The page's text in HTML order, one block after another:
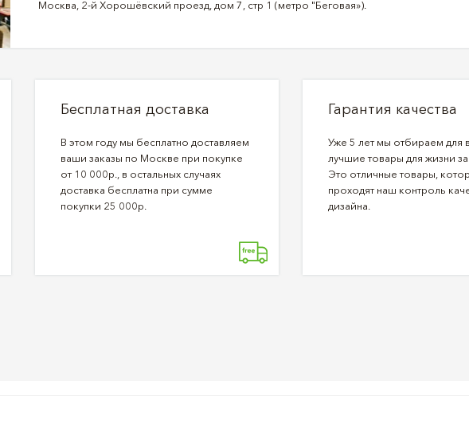
Москва, 2-й Хорошёвский проезд, дом 7, стр 1 (метро "Беговая»).
Бесплатная доставка
В этом году мы бесплатно доставляем
ваши заказы по Москве при покупке
от 10 000р., в остальных случаях
доставка бесплатна при сумме
покупки 25 000р.
Гарантия качества
Уже 5 лет мы отбираем для
лучшие товары для жизни
Это отличные товары,
проходят наш контроль
дизайна.